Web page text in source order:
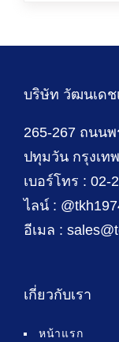
บริษัท วัฒนเดช
265-267 ถนนพ
ปทุมวัน กรุงเท
เบอร์โทร : 02-
ไลน์ :
อีเมล :
เกี่ยวกับเรา
หน้าแรก